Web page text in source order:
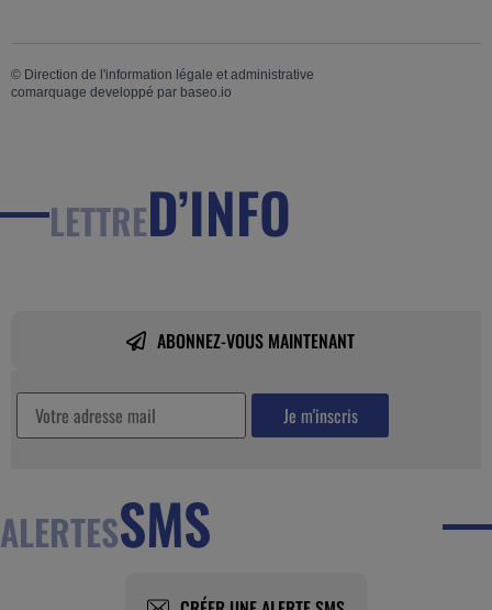
© Direction de l'information légale et administrative
comarquage developpé par baseo.io
LETTRED’INFO
ABONNEZ-VOUS MAINTENANT
ALERTESSMS